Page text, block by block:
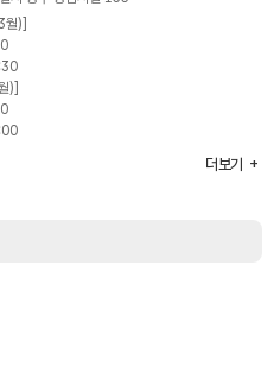
월)]
)]
더보기